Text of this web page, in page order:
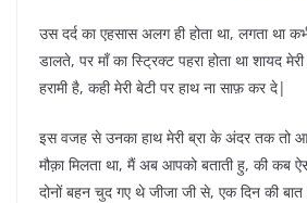
उस दर्द का एहसास अलग ही होता था, लगता था
डालते, पर माँ का स्ट्रिक्ट पहरा होता था शायद मेरी
हरामी है, कही मेरी बेटी पर हाथ ना साफ़ कर दे|
इस वजह से उनका हाथ मेरी ब्रा के अंदर तक तो
मौक़ा मिलता था, मैं अब आपको बताती हु, की कब
दोनों बहन चुद गए थे जीजा जी से, एक दिन की